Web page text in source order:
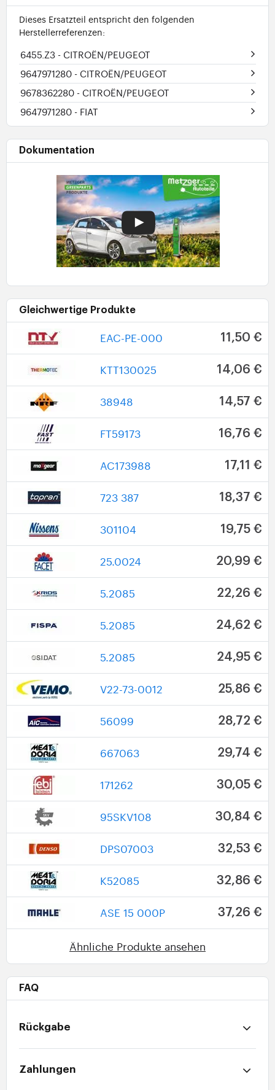
Dieses Ersatzteil entspricht den folgenden
Herstellerreferenzen:
6455.Z3 - CITROËN/PEUGEOT
9647971280 - CITROËN/PEUGEOT
9678362280 - CITROËN/PEUGEOT
9647971280 - FIAT
Dokumentation
Gleichwertige Produkte
EAC-PE-000 11,50 €
KTT130025 14,06 €
38948 14,57 €
FT59173 16,76 €
AC173988 17,11 €
723 387 18,37 €
301104 19,75 €
25.0024 20,99 €
5.2085 22,26 €
5.2085 24,62 €
5.2085 24,95 €
V22-73-0012 25,86 €
56099 28,72 €
667063 29,74 €
171262 30,05 €
95SKV108 30,84 €
DPS07003 32,53 €
K52085 32,86 €
ASE 15 000P 37,26 €
Ähnliche Produkte ansehen
FAQ
Rückgabe
Zahlungen